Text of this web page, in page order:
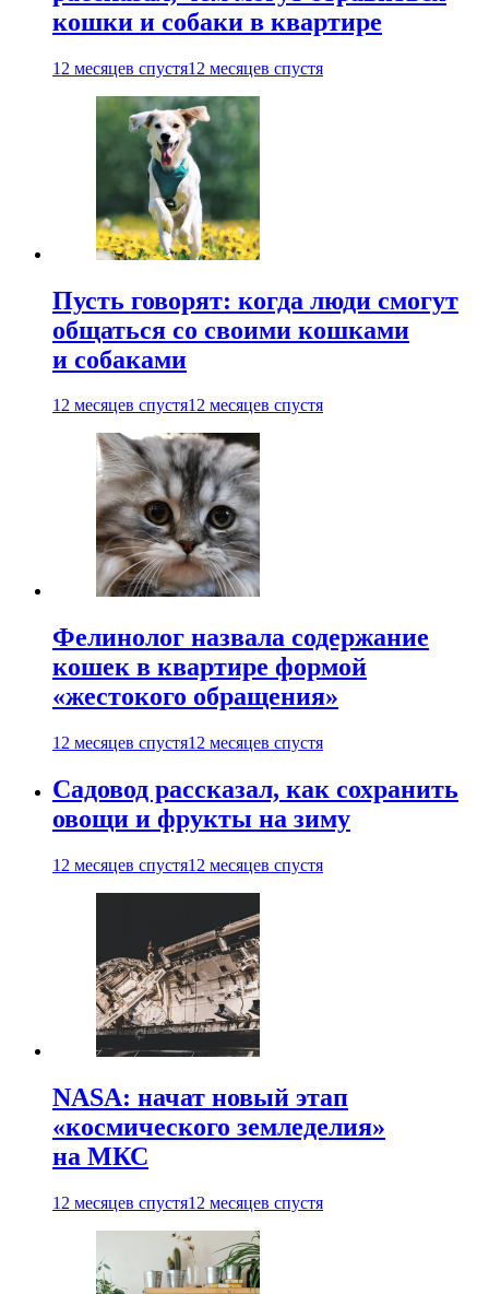
кошки и собаки в квартире
12 месяцев спустя12 месяцев спустя
Пусть говорят: когда люди смогут
общаться со своими кошками
и собаками
12 месяцев спустя12 месяцев спустя
Фелинолог назвала содержание
кошек в квартире формой
«жестокого обращения»
12 месяцев спустя12 месяцев спустя
Садовод рассказал, как сохранить
овощи и фрукты на зиму
12 месяцев спустя12 месяцев спустя
NASA: начат новый этап
«космического земледелия»
на МКС
12 месяцев спустя12 месяцев спустя